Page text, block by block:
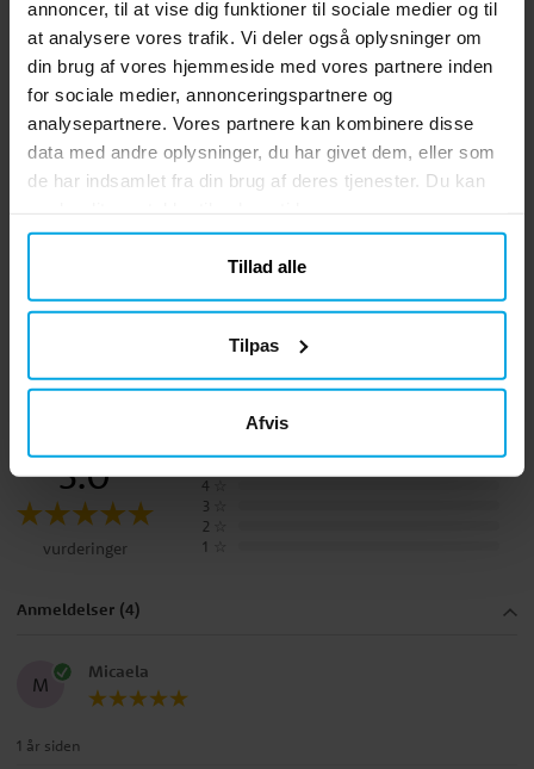
annoncer, til at vise dig funktioner til sociale medier og til
at analysere vores trafik. Vi deler også oplysninger om
din brug af vores hjemmeside med vores partnere inden
for sociale medier, annonceringspartnere og
analysepartnere. Vores partnere kan kombinere disse
data med andre oplysninger, du har givet dem, eller som
de har indsamlet fra din brug af deres tjenester. Du kan
Tillad alle
Tilpas
Afvis
personer
GÅ TIL KØB
5.0
vurderinger
4
3
2
1
Anmeldelser (4)
M
Micaela
1 år siden